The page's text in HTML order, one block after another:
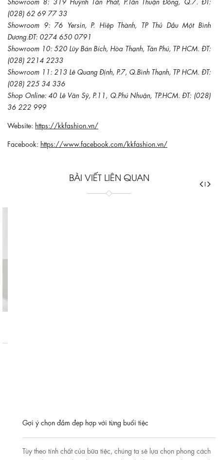
(028) 62 69 77 33
Showroom 9: 76 Yersin, P. Hiệp Thành, TP Thủ Dầu Một Bình
Dương.ĐT: 0274 650 0791
Showroom 10: 520 Lũy Bán Bích, Hòa Thạnh, Tân Phú, TP HCM. ĐT:
(028) 2214 2233
Showroom 11: 213 Lê Quang Định, P.7, Q.Bình Thạnh, TP HCM. ĐT:
(028) 225 34 336
Shop Online: 40 Lê Văn Sỹ, P.11, Q.Phú Nhuận, TP.HCM. ĐT: (028)
36 222 999
Website: https://kkfashion.vn/
Facebook: https://www.facebook.com/kkfashion.vn/
BÀI VIẾT LIÊN QUAN